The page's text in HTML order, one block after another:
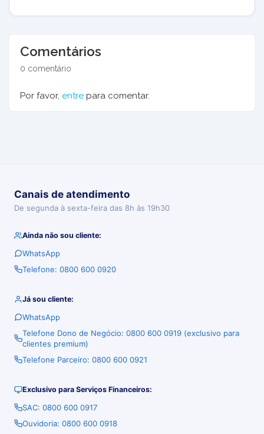
Comentários
0 comentário
Por favor, entre para comentar.
Canais de atendimento
De segunda à sexta-feira das 8h às 19h30
Ainda não sou cliente:
WhatsApp
Telefone: 0800 600 0920
Já sou cliente:
WhatsApp
Telefone Dono de Negócio: 0800 600 0919 (exclusivo para
clientes premium)
Telefone Parceiro: 0800 600 0921
Exclusivo para Serviços Financeiros:
SAC: 0800 600 0917
Ouvidoria: 0800 600 0918